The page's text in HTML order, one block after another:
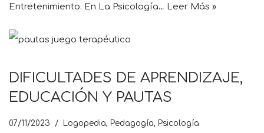
Entretenimiento. En La Psicología… Leer Más »
DIFICULTADES DE APRENDIZAJE,
EDUCACIÓN Y PAUTAS
07/11/2023 Logopedia, Pedagogía, Psicología